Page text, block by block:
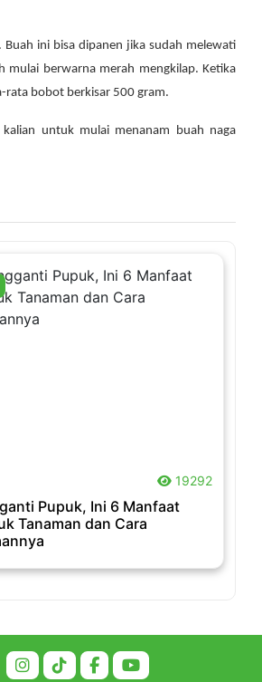
ini bisa dipanen jika sudah melewati
mulai berwarna merah mengkilap. Ketika
rata bobot berkisar 500 gram.
untuk mulai menanam buah naga
19292
Pupuk, Ini 6 Manfaat
Tanaman dan Cara